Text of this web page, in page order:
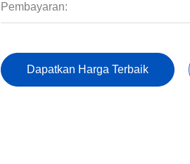
Pembayaran:
Dapatkan Harga Terbaik